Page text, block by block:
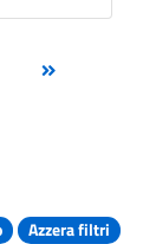
alla pagina
Vai alla pagina
pagina
Azzera filtri